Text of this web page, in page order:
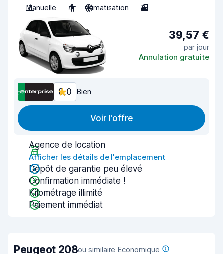
Manuelle
4 Climatisation 3
39,57 €
par jour
Annulation gratuite
8,0 Bien
Voir l'offre
Agence de location
Afficher les détails de l'emplacement
Dépôt de garantie peu élevé
Confirmation immédiate !
Kilométrage illimité
Paiement immédiat
Peugeot 208ou similaire Economique